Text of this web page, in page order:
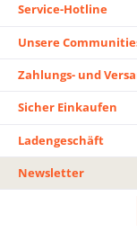
Service-Hotline
Unsere
Zahlungs- und
Sicher Einkaufen
Ladengeschäft
Newsletter